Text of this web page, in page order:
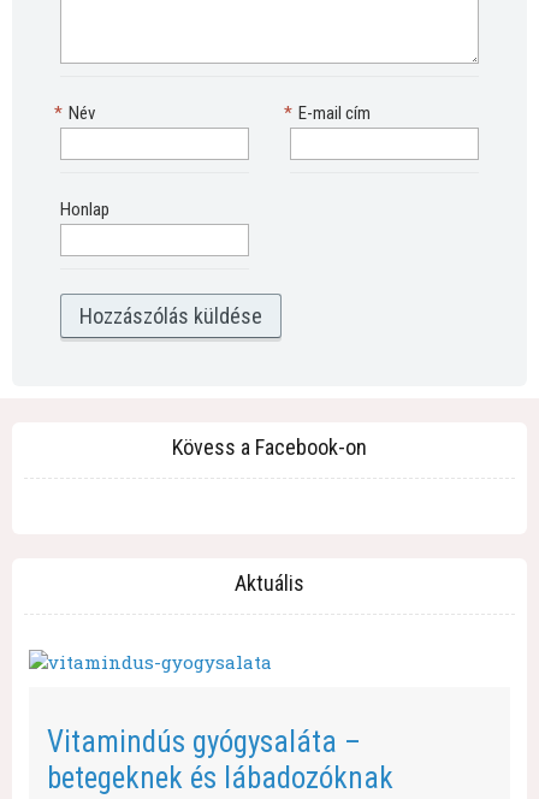
Név
* E-mail cím
*
Honlap
Kövess a Facebook-on
Aktuális
Vitamindús gyógysaláta –
betegeknek és lábadozóknak